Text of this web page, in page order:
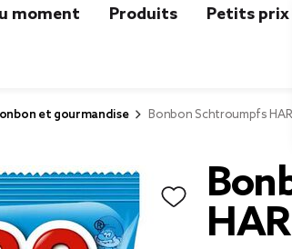
moment Produits Petits prix
et gourmandise Bonbon Schtroumpfs